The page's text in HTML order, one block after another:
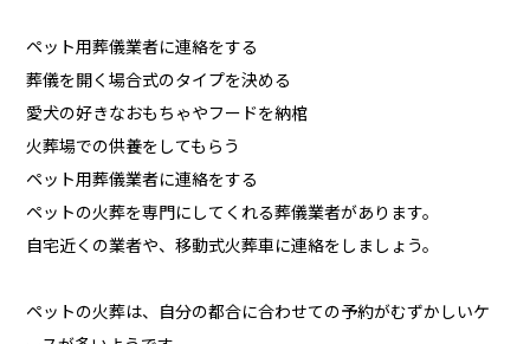
ペット用葬儀業者に連絡をする
葬儀を開く場合式のタイプを決める
愛犬の好きなおもちゃやフードを納棺
火葬場での供養をしてもらう
ペット用葬儀業者に連絡をする
ペットの火葬を専門にしてくれる葬儀業者があります。
自宅近くの業者や、移動式火葬車に連絡をしましょう。
ペットの火葬は、自分の都合に合わせての予約がむずかしいケ